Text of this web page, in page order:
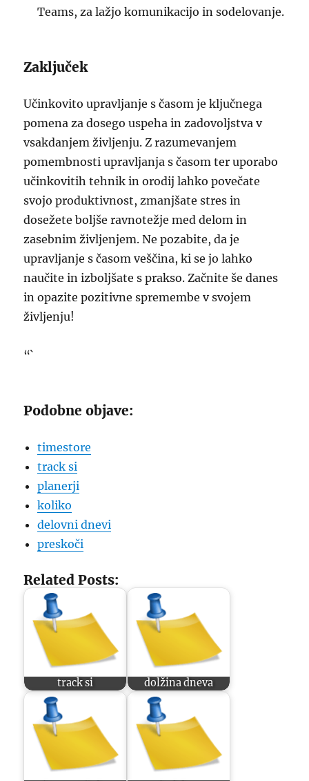
Teams, za lažjo komunikacijo in sodelovanje.
Zaključek
Učinkovito upravljanje s časom je ključnega
pomena za dosego uspeha in zadovoljstva v
vsakdanjem življenju. Z razumevanjem
pomembnosti upravljanja s časom ter uporabo
učinkovitih tehnik in orodij lahko povečate
svojo produktivnost, zmanjšate stres in
dosežete boljše ravnotežje med delom in
zasebnim življenjem. Ne pozabite, da je
upravljanje s časom veščina, ki se jo lahko
naučite in izboljšate s prakso. Začnite še danes
in opazite pozitivne spremembe v svojem
življenju!
“`
Podobne objave:
timestore
track si
planerji
koliko
delovni dnevi
preskoči
Related Posts:
track si dolžina dneva